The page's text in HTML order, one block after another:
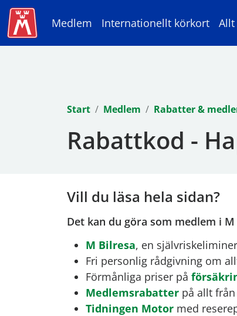
Medlem Internationellt körkort
Start Medlem Rabatter &
Rabattkod -
Vill du läsa hela sidan?
Det kan du göra som medlem i
M Bilresa, en
Fri personlig rådgivning om
Förmånliga priser på
Medlemsrabatter på allt
Tidningen Motor med